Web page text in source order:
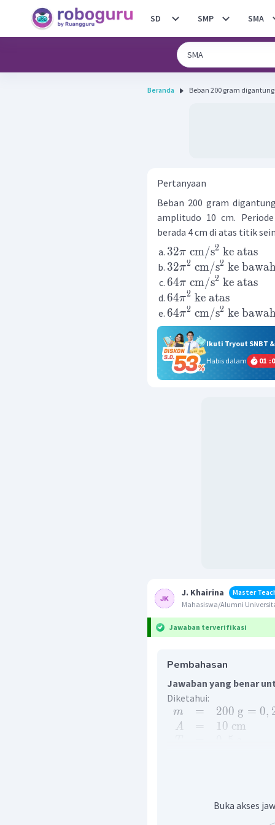
SD SMP SMA
Beranda Beban 200 gram
Pertanyaan
Beban 200 gram
amplitudo 10 cm.
berada 4 cm di atas titik
32π cm/s2 ke atas
32π2 cm/s2 ke
64π cm/s2 ke atas
64π2 ke atas
64π2 cm/s2 ke
Ikuti Tryout SNBT
Habis dalam
01 :
J. Khairina
Master
Mahasiswa/Alumni
Jawaban terverifikasi
Pembahasan
Jawaban yang benar
Diketahui:
m
A
=
=
200 g = 0,
10 cm
Persamaan simpangan
Buka akses